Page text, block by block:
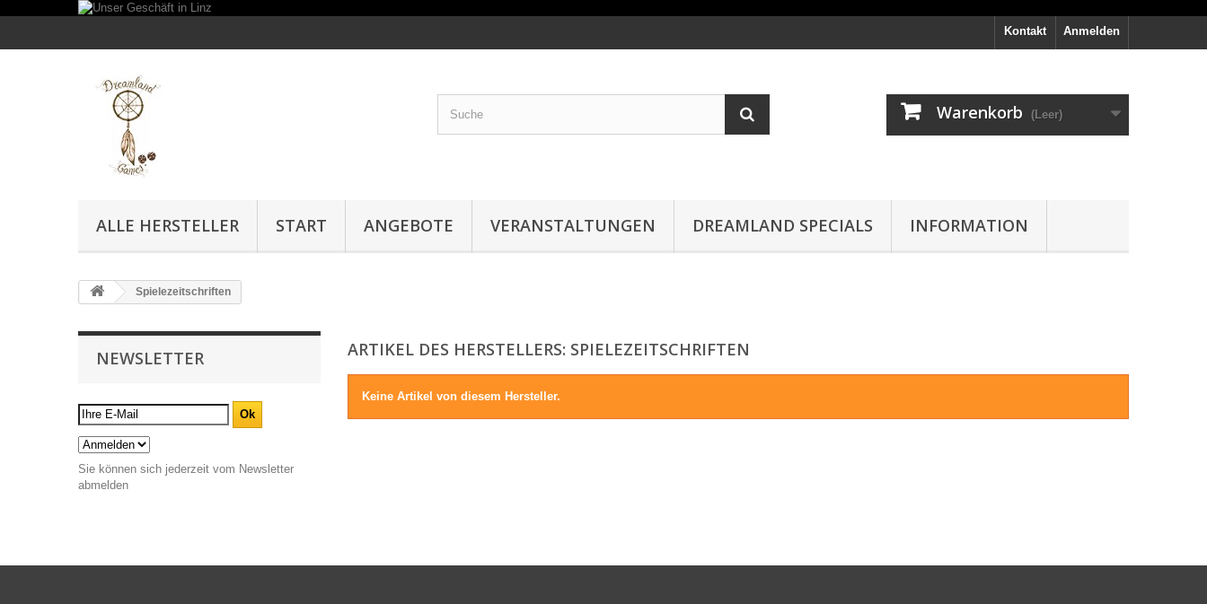
Anmelden
Kontakt
Warenkorb (Leer)
ALLE HERSTELLER START ANGEBOTE VERANSTALTUNGEN DREAMLAND SPECIALS INFORMATION
Spielezeitschriften
NEWSLETTER
Sie können sich jederzeit vom Newsletter
abmelden
ARTIKEL DES HERSTELLERS: SPIELEZEITSCHRIFTEN
Keine Artikel von diesem Hersteller.